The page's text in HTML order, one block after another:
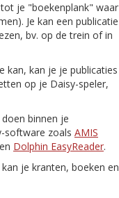
je "boekenplank" waar
Je kan een publicatie
bv. op de trein of in
kan, kan je je publicaties
op je Daisy-speler,
binnen je
software zoals AMIS
Dolphin EasyReader.
je kranten, boeken en